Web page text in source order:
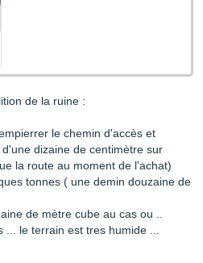
de la ruine :
le chemin d'accès et
dizaine de centimètre sur
la route au moment de l'achat)
tonnes ( une demin douzaine de
de mètre cube au cas ou ..
le terrain est tres humide ...